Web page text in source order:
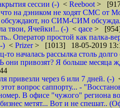
сессии (-) < Reeboot >
на дэником не ходят СМС от
но СИМ-СИМ
твои, Ячейки!.. (-) < qace > [954]
Оператор простой как палка-
) < Prizer> [1013] 18-05-2019
то началась рассылка столь
привозят? Я больше месяца
привезли через 6 или 7 дней. (-)
этот вопрос саппорту... -
В офисе "чужого" региона
метят... Вот и не спешат..